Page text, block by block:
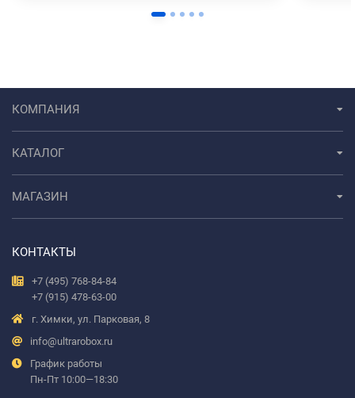
КОМПАНИЯ
КАТАЛОГ
МАГАЗИН
КОНТАКТЫ
+7 (495) 768-84-84
+7 (915) 478-63-00
г. Химки, ул. Парковая, 8
info@ultrarobox.ru
График работы
Пн-Пт 10:00—18:30